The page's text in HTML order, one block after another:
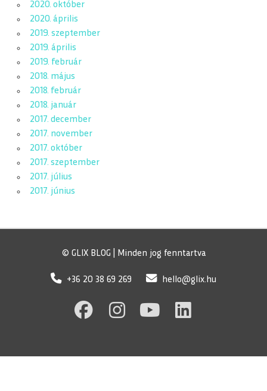
2020. október
2020. április
2019. szeptember
2019. április
2019. február
2018. május
2018. február
2018. január
2017. december
2017. november
2017. október
2017. szeptember
2017. július
2017. június
© GLIX BLOG | Minden jog fenntartva
+36 20 38 69 269 hello@glix.hu